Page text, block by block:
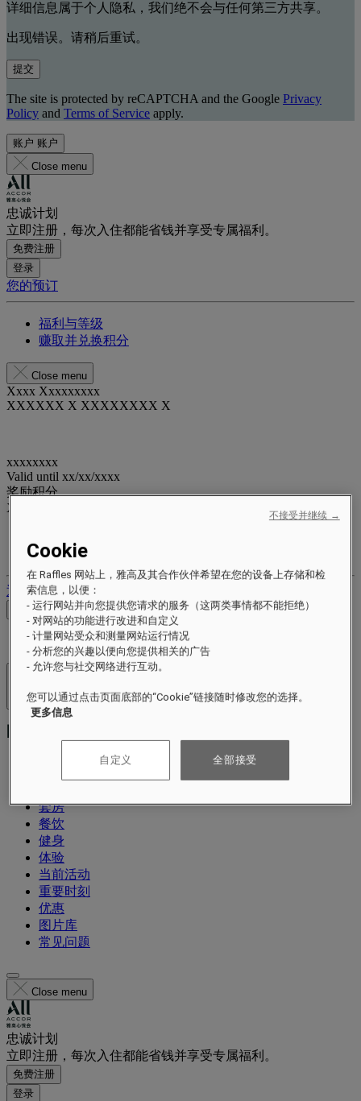
详细信息属于个人隐私，我们绝不会与任何第三方共享。
出现错误。请稍后重试。
提交
The site is protected by reCAPTCHA and the Google Privacy
Policy and Terms of Service apply.
账户 账户
Close menu
忠诚计划
立即注册，每次入住都能省钱并享受专属福利。
免费注册
登录
您的预订
福利与等级
赚取并兑换积分
Close menu
Xxxx Xxxxxxxxx
XXXXXX X XXXXXXXX X
xxxxxxxx
Valid until xx/xx/xxxx
奖励积分
XXX
您的预订
退出
查看价格
打开菜单
套房
餐饮
健身
体验
当前活动
重要时刻
优惠
图片库
常见问题
Close menu
忠诚计划
立即注册，每次入住都能省钱并享受专属福利。
免费注册
登录
Cookie
在 Raffles 网站上，雅高及其合作伙伴希望在您的设备上存储和检
索信息，以便：
- 运行网站并向您提供您请求的服务（这两类事情都不能拒绝）
- 对网站的功能进行改进和自定义
- 计量网站受众和测量网站运行情况
- 分析您的兴趣以便向您提供相关的广告
- 允许您与社交网络进行互动。
您可以通过点击页面底部的“Cookie”链接随时修改您的选择。
更多信息
自定义 全部接受
不接受并继续 →